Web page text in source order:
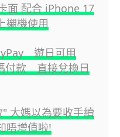
面 配合 iPhone 17
襯機使用
遊日可用
付款 直接兌換日
大媽以為要收手續
唔增值啦!